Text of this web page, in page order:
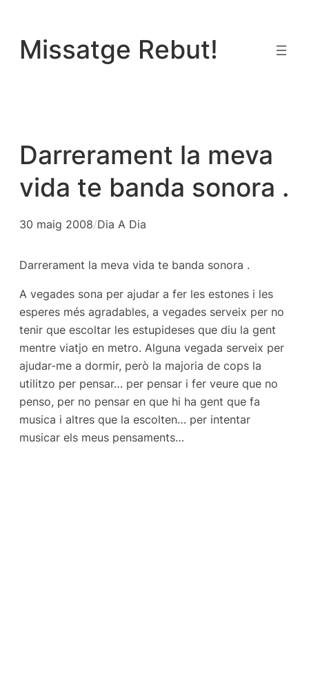
contingut
Missatge Rebut!
Darrerament la meva
vida te banda sonora .
30 maig 2008/Dia A Dia
Darrerament la meva vida te banda sonora .
A vegades sona per ajudar a fer les estones i les
esperes més agradables, a vegades serveix per no
tenir que escoltar les estupideses que diu la gent
mentre viatjo en metro. Alguna vegada serveix per
ajudar-me a dormir, però la majoria de cops la
utilitzo per pensar… per pensar i fer veure que no
penso, per no pensar en que hi ha gent que fa
musica i altres que la escolten… per intentar
musicar els meus pensaments…